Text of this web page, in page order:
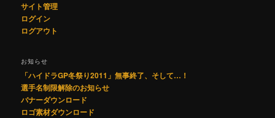
サイト管理
ログイン
ログアウト
お知らせ
「ハイドラGP冬祭り2011」無事終了、そして…！
選手名制限解除のお知らせ
バナーダウンロード
ロゴ素材ダウンロード